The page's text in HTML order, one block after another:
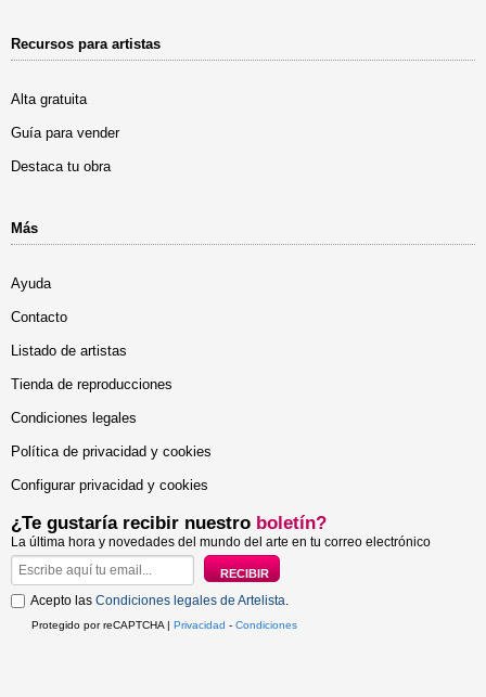
Recursos para artistas
Alta gratuita
Guía para vender
Destaca tu obra
Más
Ayuda
Contacto
Listado de artistas
Tienda de reproducciones
Condiciones legales
Política de privacidad y cookies
Configurar privacidad y cookies
¿Te gustaría recibir nuestro boletín?
La última hora y novedades del mundo del arte en tu correo electrónico
Acepto las Condiciones legales de Artelista.
Protegido por reCAPTCHA | Privacidad - Condiciones